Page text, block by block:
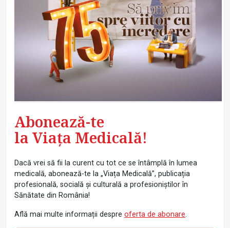
Abonează-te
la Viața Medicală!
Dacă vrei să fii la curent cu tot ce se întâmplă în lumea
medicală, abonează-te la „Viața Medicală”, publicația
profesională, socială și culturală a profesioniștilor în
Sănătate din România!
Află mai multe informații despre oferta de abonare.